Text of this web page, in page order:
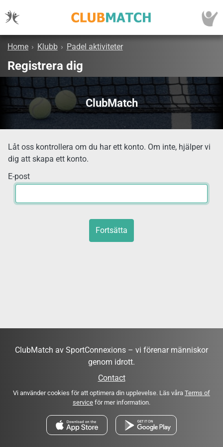
Home › Klubb › Padel aktiviteter
Registrera dig
ClubMatch
Låt oss kontrollera om du har ett konto. Om inte, hjälper vi
dig att skapa ett konto.
E-post
Fortsätta
ClubMatch av SportConnexions – vi förenar människor
genom idrott.
Contact
Vi använder cookies för att optimera din upplevelse. Läs våra Terms of
service för mer information.